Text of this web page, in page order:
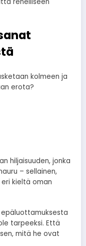
kolmeen ja
erota?
hiljaisuuden, jonka
– sellainen,
kieltä oman
tarpeeksi. Että
mitä he ovat